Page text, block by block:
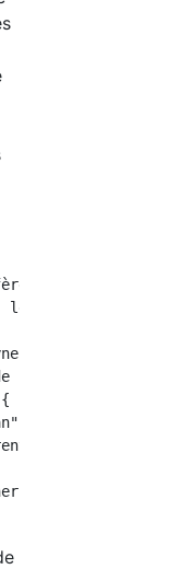
selon la
processus est
11, le processus
de celui ci-